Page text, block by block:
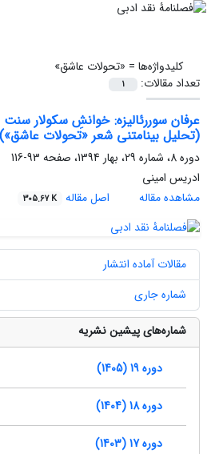
کلیدواژه‌ها = «تحولات عاشق»
تعداد مقالات:
1
عرفان سوررئالیزه: خوانشِ سکولار
(تحلیل بینامتنی شعر «تحولات عاشق»)
دوره 8، شماره 29، بهار 1394، صفحه
93-116
ادریس امینی
مشاهده مقاله
اصل مقاله 305.67 K
مقالات آماده انتشار
شماره جاری
شماره‌های پیشین نشریه
دوره 19 (1405)
دوره 18 (1404)
دوره 17 (1403)